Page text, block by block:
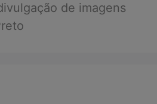
de imagens